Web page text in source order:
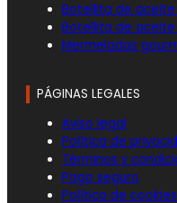
Botellita de
Botellita de aceite
Mermeladas
PÁGINAS LEGALES
Aviso legal
Política de
Términos y
Pago seguro
Política de cookies